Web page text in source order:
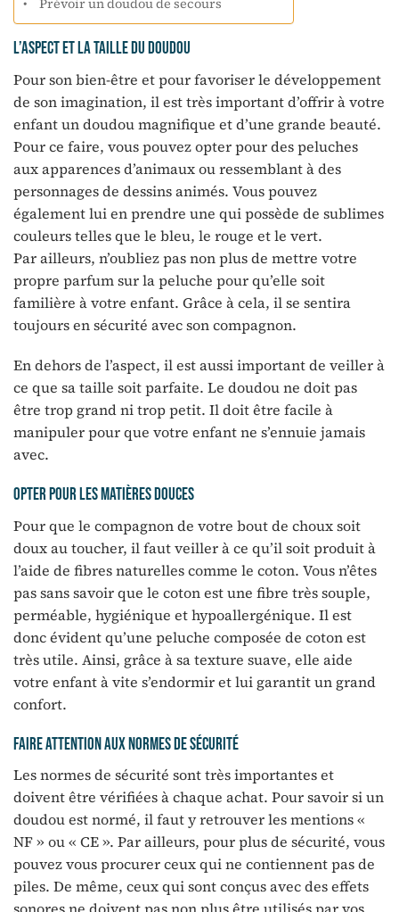
Prévoir un doudou de secours
L’aspect et la taille du doudou
Pour son bien-être et pour favoriser le développement
de son imagination, il est très important d’offrir à votre
enfant un doudou magnifique et d’une grande beauté.
Pour ce faire, vous pouvez opter pour des peluches
aux apparences d’animaux ou ressemblant à des
personnages de dessins animés. Vous pouvez
également lui en prendre une qui possède de sublimes
couleurs telles que le bleu, le rouge et le vert.
Par ailleurs, n’oubliez pas non plus de mettre votre
propre parfum sur la peluche pour qu’elle soit
familière à votre enfant. Grâce à cela, il se sentira
toujours en sécurité avec son compagnon.
En dehors de l’aspect, il est aussi important de veiller à
ce que sa taille soit parfaite. Le doudou ne doit pas
être trop grand ni trop petit. Il doit être facile à
manipuler pour que votre enfant ne s’ennuie jamais
avec.
Opter pour les matières douces
Pour que le compagnon de votre bout de choux soit
doux au toucher, il faut veiller à ce qu’il soit produit à
l’aide de fibres naturelles comme le coton. Vous n’êtes
pas sans savoir que le coton est une fibre très souple,
perméable, hygiénique et hypoallergénique. Il est
donc évident qu’une peluche composée de coton est
très utile. Ainsi, grâce à sa texture suave, elle aide
votre enfant à vite s’endormir et lui garantit un grand
confort.
Faire attention aux normes de sécurité
Les normes de sécurité sont très importantes et
doivent être vérifiées à chaque achat. Pour savoir si un
doudou est normé, il faut y retrouver les mentions «
NF » ou « CE ». Par ailleurs, pour plus de sécurité, vous
pouvez vous procurer ceux qui ne contiennent pas de
piles. De même, ceux qui sont conçus avec des effets